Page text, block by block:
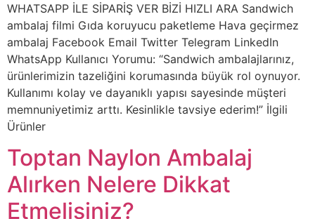
WHATSAPP İLE SİPARİŞ VER BİZİ HIZLI ARA Sandwich
ambalaj filmi Gıda koruyucu paketleme Hava geçirmez
ambalaj Facebook Email Twitter Telegram LinkedIn
WhatsApp Kullanıcı Yorumu: “Sandwich ambalajlarınız,
ürünlerimizin tazeliğini korumasında büyük rol oynuyor.
Kullanımı kolay ve dayanıklı yapısı sayesinde müşteri
memnuniyetimiz arttı. Kesinlikle tavsiye ederim!” İlgili
Ürünler
Toptan Naylon Ambalaj
Alırken Nelere Dikkat
Etmelisiniz?